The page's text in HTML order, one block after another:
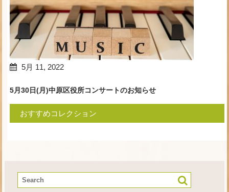
5月 11, 2022
5月30日(月)中原区役所コンサートのお知らせ
おすすめコレクション